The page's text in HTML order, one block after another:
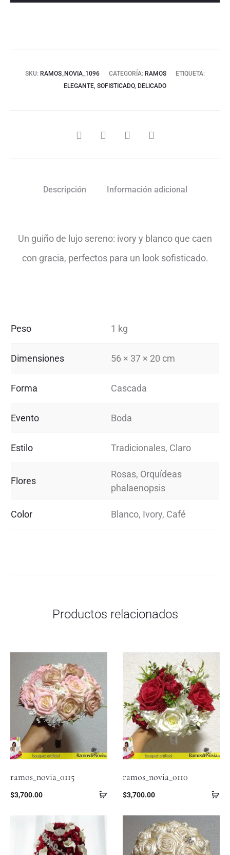
SKU: RAMOS_NOVIA_1096 CATEGORÍA: RAMOS
ETIQUETA:
ELEGANTE, SOFISTICADO, DELICADO
Descripción Información adicional
Un guiño de lujo sereno: ivory y blanco que caen
con gracia, perfectos para un look sofisticado.
Peso 1 kg
Dimensiones 56 × 37 × 20 cm
Forma Cascada
Evento Boda
Estilo Tradicionales, Claro
Flores
Rosas, Orquídeas
phalaenopsis
Color Blanco, Ivory, Café
Productos relacionados
ramos_novia_0115
$3,700.00
ramos_novia_0110
$3,700.00